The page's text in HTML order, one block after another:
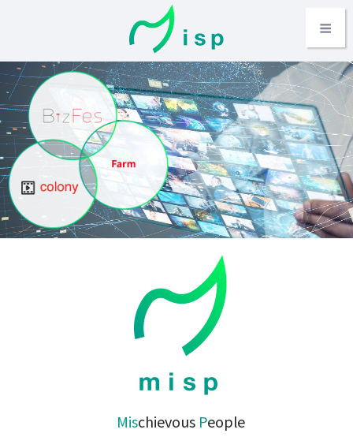
ン
ツ
へ
ス
キ
ッ
プ
Menu
mispとは
BizFes
BizFes News
Colony
Farm
Mischievous People